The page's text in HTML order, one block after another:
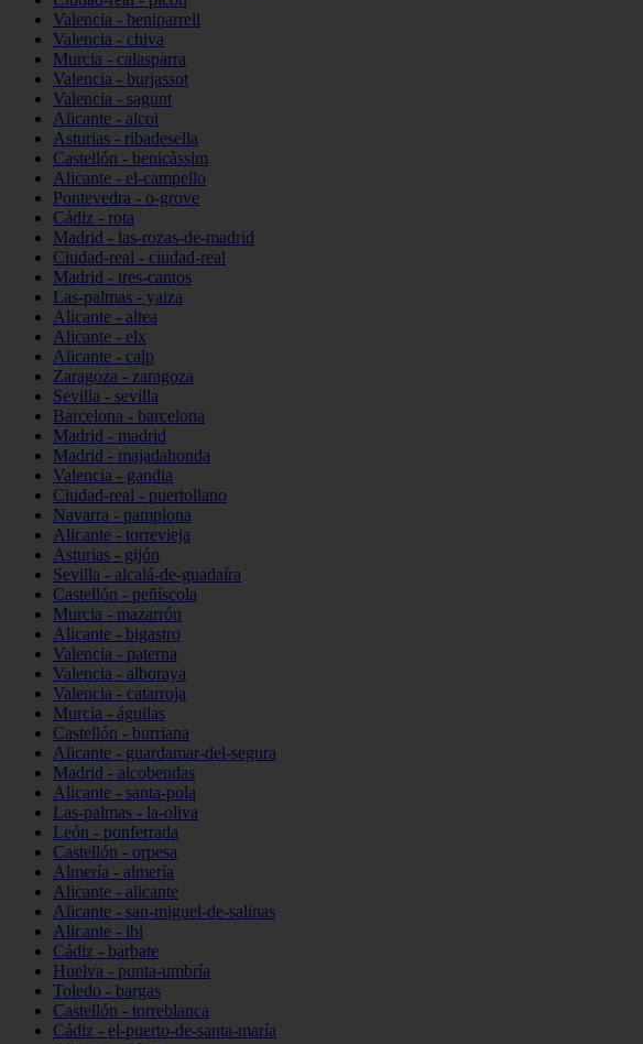
Valencia - beniparrell
Valencia - chiva
Murcia - calasparra
Valencia - burjassot
Valencia - sagunt
Alicante - alcoi
Asturias - ribadesella
Castellón - benicàssim
Alicante - el-campello
Pontevedra - o-grove
Cádiz - rota
Madrid - las-rozas-de-madrid
Ciudad-real - ciudad-real
Madrid - tres-cantos
Las-palmas - yaiza
Alicante - altea
Alicante - elx
Alicante - calp
Zaragoza - zaragoza
Sevilla - sevilla
Barcelona - barcelona
Madrid - madrid
Madrid - majadahonda
Valencia - gandia
Ciudad-real - puertollano
Navarra - pamplona
Alicante - torrevieja
Asturias - gijón
Sevilla - alcalá-de-guadaíra
Castellón - peñíscola
Murcia - mazarrón
Alicante - bigastro
Valencia - paterna
Valencia - alboraya
Valencia - catarroja
Murcia - águilas
Castellón - burriana
Alicante - guardamar-del-segura
Madrid - alcobendas
Alicante - santa-pola
Las-palmas - la-oliva
León - ponferrada
Castellón - orpesa
Almería - almería
Alicante - alicante
Alicante - san-miguel-de-salinas
Alicante - ibi
Cádiz - barbate
Huelva - punta-umbría
Toledo - bargas
Castellón - torreblanca
Cádiz - el-puerto-de-santa-maría